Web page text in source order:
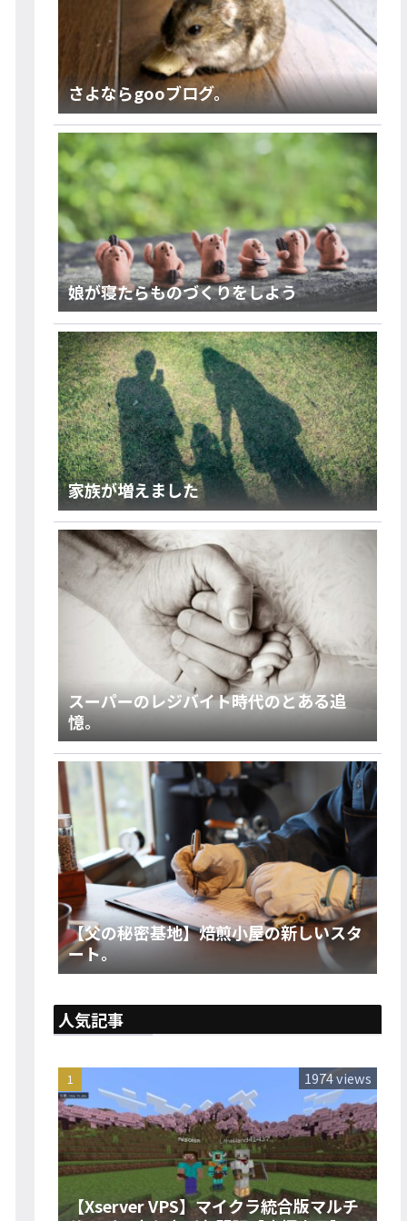
さよならgooブログ。
娘が寝たらものづくりをしよう
家族が増えました
スーパーのレジバイト時代のとある追
憶。
【父の秘密基地】焙煎小屋の新しいスタ
ート。
人気記事
【Xserver VPS】マイクラ統合版マルチ
1974 views